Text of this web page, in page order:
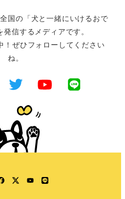
国の「犬と一緒にいけるおで
信するメディアです。
！ぜひフォローしてください
ね。
Facebook
TwitterYouTube
LINE